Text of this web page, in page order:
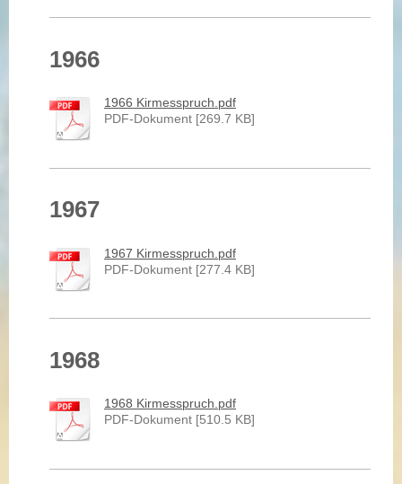
1966
1966 Kirmesspruch.pdf
PDF-Dokument [269.7 KB]
1967
1967 Kirmesspruch.pdf
PDF-Dokument [277.4 KB]
1968
1968 Kirmesspruch.pdf
PDF-Dokument [510.5 KB]